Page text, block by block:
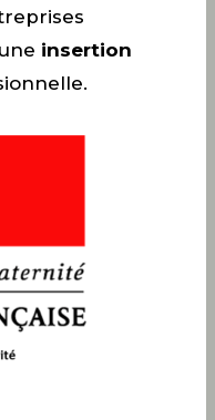
insertion